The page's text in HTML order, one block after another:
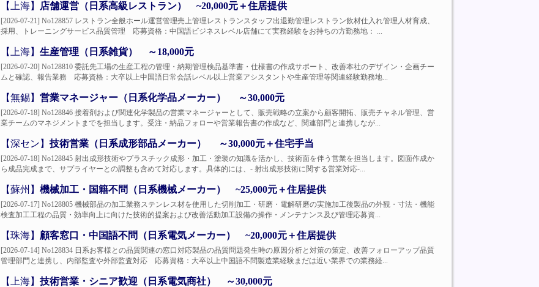
【上海】 店舗運営（日系高級レストラン） ~20,000元＋住居提供
[2026-07-21] No128857 レストラン全般ホール運営管理売上管理レストランスタッフ出退勤管理レストラン飲材仕入れ管理人材育成、
採用、トレーニングサービス品質管理 応募資格：中国語ビジネスレベル店舗にて実務経験をお持ちの方勤務地： ...
【上海】 生産管理（日系雑貨） ～18,000元
[2026-07-20] No128810 委託先工場の生産工程の管理・納期管理検品基準書・仕様書の作成サポート、改善本社のデザイン・企画チー
ムと確認、報告業務 応募資格：大卒以上中国語日常会話レベル以上営業アシスタントや生産管理等関連経験勤務地...
【無錫】 営業マネージャー（日系化学品メーカー） ～30,000元
[2026-07-18] No128846 接着剤および関連化学製品の営業マネージャーとして、販売戦略の立案から顧客開拓、販売チャネル管理、営
業チームのマネジメントまでを担当します。受注・納品フォローや営業報告書の作成など、関連部門と連携しなが...
【深セン】 技術営業（日系成形部品メーカー） ～30,000元＋住宅手当
[2026-07-18] No128845 射出成形技術やプラスチック成形・加工・塗装の知識を活かし、技術面を伴う営業を担当します。図面作成か
ら成品完成まで、サプライヤーとの調整も含めて対応します。具体的には、- 射出成形技術に関する営業対応-...
【蘇州】 機械加工・国籍不問（日系機械メーカー） ~25,000元＋住居提供
[2026-07-17] No128805 機械部品の加工業務ステンレス材を使用した切削加工・研磨・電解研磨の実施加工後製品の外観・寸法・機能
検査加工工程の品質・効率向上に向けた技術的提案および改善活動加工設備の操作・メンテナンス及び管理応募資...
【珠海】 顧客窓口・中国語不問（日系電気メーカー） ~20,000元＋住居提供
[2026-07-14] No128834 日系お客様との品質関連の窓口対応製品の品質問題発生時の原因分析と対策の策定、改善フォローアップ品質
管理部門と連携し、内部監査や外部監査対応 応募資格：大卒以上中国語不問製造業経験まだは近い業界での業務経...
【上海】 技術営業・シニア歓迎（日系電気商社） ～30,000元